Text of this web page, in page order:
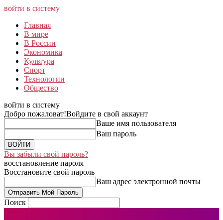
войти в систему
Главная
В мире
В России
Экономика
Культура
Спорт
Технологии
Общество
войти в систему
Добро пожаловат!Войдите в свой аккаунт
Ваше имя пользователя
Ваш пароль
Вы забыли свой пароль?
восстановление пароля
Восстановите свой пароль
Ваш адрес электронной почты
Поиск